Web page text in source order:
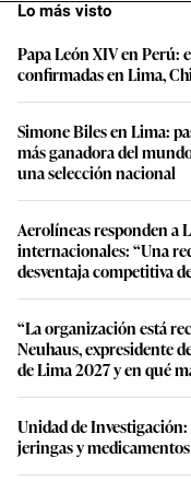
Lo más visto
Papa León XIV en Perú:
confirmadas en Lima,
Simone Biles en Lima:
más ganadora del
una selección nacional
Aerolíneas responden a
internacionales: “Una
desventaja competitiva
“La organización está
Neuhaus, expresidente
de Lima 2027 y en qué
Unidad de
jeringas y